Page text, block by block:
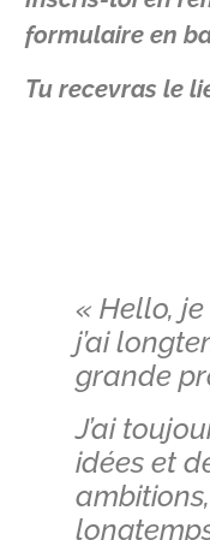
formulaire en
Tu recevras le
« Hello,
j’ai
grande
J’ai
idées et